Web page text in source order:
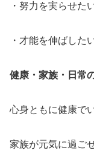
・努力を実らせた
・才能を伸ばした
健康・家族・日常
心身ともに健康で
家族が元気に過ご